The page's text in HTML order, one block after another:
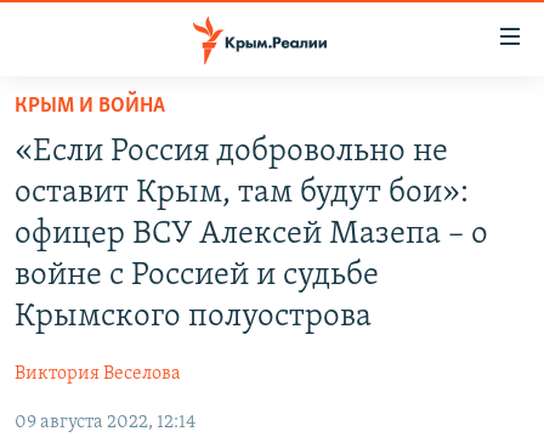
Вернуться
основному
содержанию
Вернутся
главной
навигации
Вернутся
КАРТА ВОЕННЫХ ОБЪЕКТОВ КРЫМА
ВОДА
ИСТОРИЯ
ЕЩЕ
КАК ОБОЙТИ БЛОКИРОВКУ
КРЫМ И ВОЙНА
«Если Россия добровольно не
оставит Крым, там будут бои»:
офицер ВСУ Алексей Мазепа – о
войне с Россией и судьбе
Крымского полуострова
Виктория Веселова
09 августа 2022, 12:14